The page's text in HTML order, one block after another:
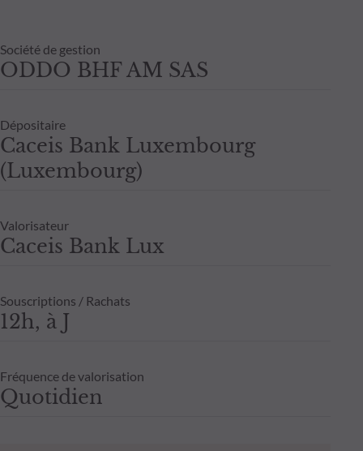
Société de gestion
ODDO BHF AM SAS
Dépositaire
Caceis Bank Luxembourg
(Luxembourg)
Valorisateur
Caceis Bank Lux
Souscriptions / Rachats
12h, à J
Fréquence de valorisation
Quotidien